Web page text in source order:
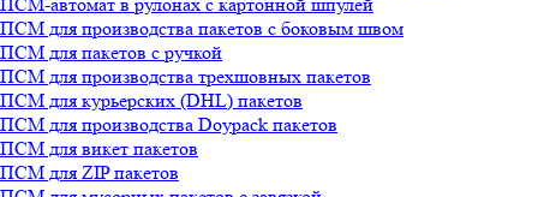
ПСМ для производства пакетов с боковым швом
ПСМ для пакетов с ручкой
ПСМ для производства трехшовных пакетов
ПСМ для курьерских (DHL) пакетов
ПСМ для производства Doypack пакетов
ПСМ для викет пакетов
ПСМ для ZIP пакетов